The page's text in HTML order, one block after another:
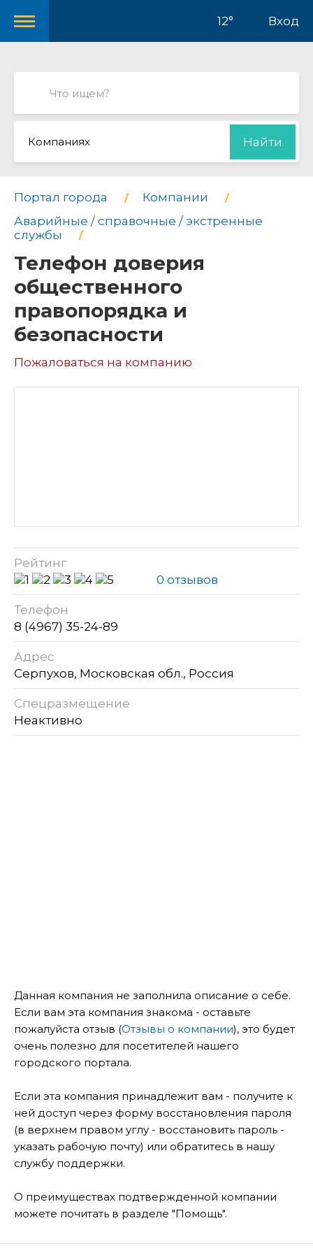
12° Вход
Компаниях Найти
Портал города
Компании
Аварийные / справочные / экстренные
службы
Телефон доверия
общественного
правопорядка и
безопасности
Пожаловаться на компанию
Рейтинг
0 отзывов
Телефон
8 (4967) 35-24-89
Адрес
Серпухов, Московская обл., Россия
Спецразмещение
Неактивно
Данная компания не заполнила описание о себе.
Если вам эта компания знакома - оставьте
пожалуйста отзыв (Отзывы о компании), это будет
очень полезно для посетителей нашего
городского портала.
Если эта компания принадлежит вам - получите к
ней доступ через форму восстановления пароля
(в верхнем правом углу - восстановить пароль -
указать рабочую почту) или обратитесь в нашу
службу поддержки.
О преимуществах подтвержденной компании
можете почитать в разделе "Помощь".